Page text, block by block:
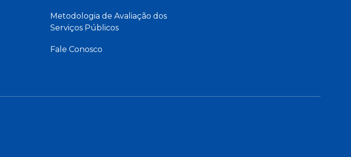
Metodologia de Avaliação dos
Serviços Públicos
Fale Conosco